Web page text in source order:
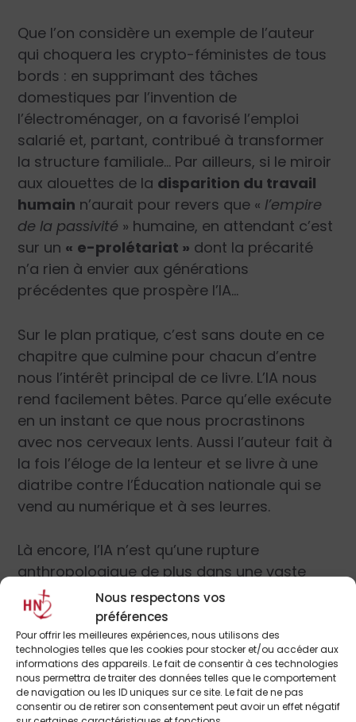
Nous respectons vos
préférences
Pour offrir les meilleures expériences, nous utilisons des
technologies telles que les cookies pour stocker et/ou accéder aux
informations des appareils. Le fait de consentir à ces technologies
nous permettra de traiter des données telles que le comportement
de navigation ou les ID uniques sur ce site. Le fait de ne pas
consentir ou de retirer son consentement peut avoir un effet négatif
Que l’on considère un exemple de l’auteur
qui choquera les crypto-féministes de tous
bords : en supprimant des tâches
domestiques par l’invention de
l’électroménager, on a favorisé l’emploi
salarié et, partant, contribué à transformer
la structure familiale… Par ailleurs, si le miroir
aux alouettes de la disparition du travail
humain n’aurait pour revers que « l’empire
de la passivité » humaine, en attendant c’est
sur un « e-prolétariat » dont la précarité
n’a rien à envier aux générations
précédentes que prospère l’IA…
Sur le plan pratique, c’est sans doute en ce
chapitre que culmine pour chacun d’entre
nous l’intérêt principal de ce livre. L’IA nous
rend facilement bêtes. Parce qu’elle exécute
en un instant ce que nous procrastinons
avec nos cerveaux lents. Aussi l’auteur fait à
la fois l’éloge de la lenteur et se livre à une
diatribe contre l’Éducation nationale qui se
vend au numérique et à ses leurres.
Là encore, l’IA n’est qu’une rupture
anthropologique de plus dans une vaste
tectonique des plaques, mais pas n’importe
laquelle. Lesthèses de Nicholas Carr
l’abêtissement résultant de l’usage
d’Internet(4)sont prolongées, amplifiées et
sautent d’un palier.